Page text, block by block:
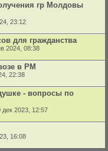
гр Молдовы
23:12
для гражданства
2024, 08:38
в РМ
22:38
- вопросы по
дек 2023, 12:57
16:08